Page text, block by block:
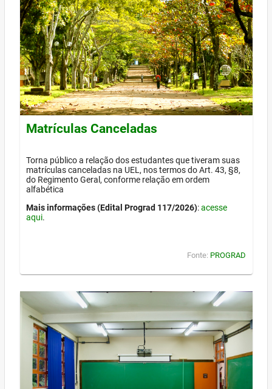
Matrículas Canceladas
Torna público a relação dos estudantes que tiveram suas
matrículas canceladas na UEL, nos termos do Art. 43, §8,
do Regimento Geral, conforme relação em ordem
alfabética
Mais informações (Edital Prograd 117/2026):acesse
aqui.
Fonte: PROGRAD